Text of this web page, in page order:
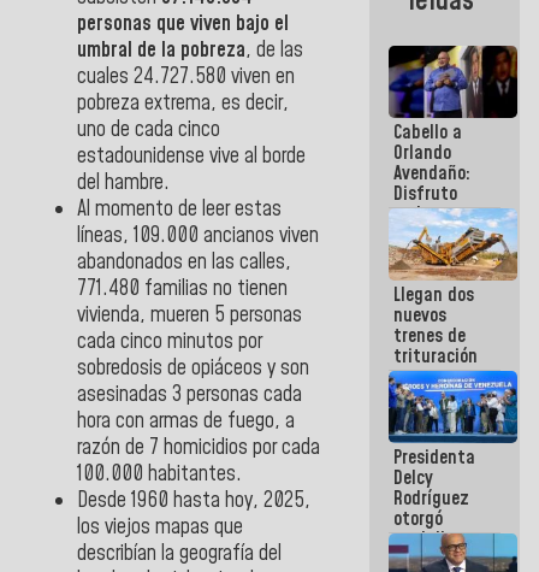
personas que viven bajo el
umbral de la pobreza, de las
cuales 24.727.580 viven en
pobreza extrema, es decir,
uno de cada cinco
estadounidense vive al borde
del hambre.
Al momento de leer estas
líneas, 109.000 ancianos viven
abandonados en las calles,
771.480 familias no tienen
vivienda, mueren 5 personas
cada cinco minutos por
sobredosis de opiáceos y son
asesinadas 3 personas cada
hora con armas de fuego, a
razón de 7 homicidios por cada
100.000 habitantes.
Desde 1960 hasta hoy, 2025,
los viejos mapas que
describían la geografía del
Cabello a
Orlando
Avendaño:
Disfruto
cada vez
que escribes
porque lo
que haces
es
embarrarla
Llegan dos
nuevos
trenes de
trituración
para
optimizar
manejo de
escombros
en La Guaira
Presidenta
Delcy
Rodríguez
otorgó
medalla
"Héroe de